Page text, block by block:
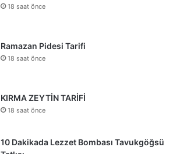
18 saat önce
Ramazan Pidesi Tarifi
18 saat önce
KIRMA ZEYTİN TARİFİ
18 saat önce
10 Dakikada Lezzet Bombası Tavukgöğsü